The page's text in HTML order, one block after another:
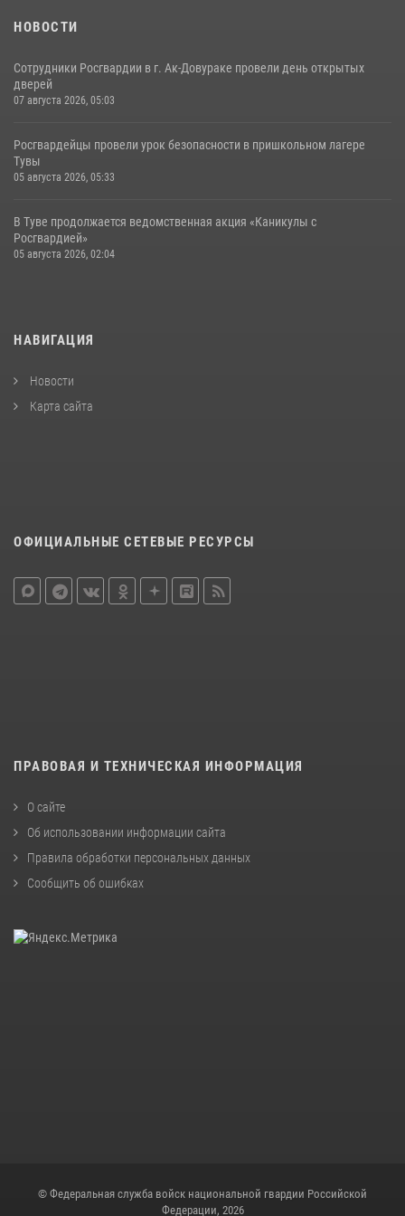
НОВОСТИ
Сотрудники Росгвардии в г. Ак-Довураке провели день открытых
дверей
07 августа 2026, 05:03
Росгвардейцы провели урок безопасности в пришкольном лагере
Тувы
05 августа 2026, 05:33
В Туве продолжается ведомственная акция «Каникулы с
Росгвардией»
05 августа 2026, 02:04
НАВИГАЦИЯ
Новости
Карта сайта
ОФИЦИАЛЬНЫЕ СЕТЕВЫЕ РЕСУРСЫ
ПРАВОВАЯ И ТЕХНИЧЕСКАЯ ИНФОРМАЦИЯ
О сайте
Об использовании информации сайта
Правила обработки персональных данных
Сообщить об ошибках
© Федеральная служба войск национальной гвардии Российской
Федерации, 2026